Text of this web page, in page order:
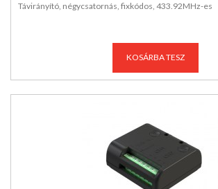
Távirányító, négycsatornás, fixkódos, 433.92MHz-es
KOSÁRBA TESZ